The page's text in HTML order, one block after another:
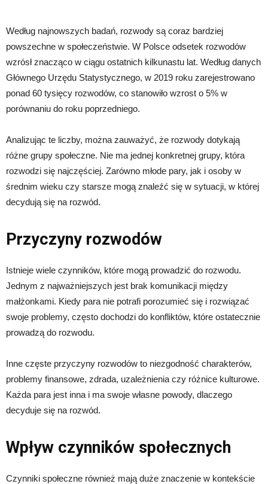
Według najnowszych badań, rozwody są coraz bardziej
powszechne w społeczeństwie. W Polsce odsetek rozwodów
wzrósł znacząco w ciągu ostatnich kilkunastu lat. Według danych
Głównego Urzędu Statystycznego, w 2019 roku zarejestrowano
ponad 60 tysięcy rozwodów, co stanowiło wzrost o 5% w
porównaniu do roku poprzedniego.
Analizując te liczby, można zauważyć, że rozwody dotykają
różne grupy społeczne. Nie ma jednej konkretnej grupy, która
rozwodzi się najczęściej. Zarówno młode pary, jak i osoby w
średnim wieku czy starsze mogą znaleźć się w sytuacji, w której
decydują się na rozwód.
Przyczyny rozwodów
Istnieje wiele czynników, które mogą prowadzić do rozwodu.
Jednym z najważniejszych jest brak komunikacji między
małżonkami. Kiedy para nie potrafi porozumieć się i rozwiązać
swoje problemy, często dochodzi do konfliktów, które ostatecznie
prowadzą do rozwodu.
Inne częste przyczyny rozwodów to niezgodność charakterów,
problemy finansowe, zdrada, uzależnienia czy różnice kulturowe.
Każda para jest inna i ma swoje własne powody, dlaczego
decyduje się na rozwód.
Wpływ czynników społecznych
Czynniki społeczne również mają duże znaczenie w kontekście